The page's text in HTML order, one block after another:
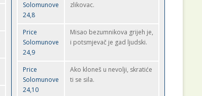
Solomunove
24,8
zlikovac.
Price
Solomunove
24,9
Misao bezumnikova grijeh je,
i potsmjevač je gad ljudski.
Price
Solomunove
24,10
Ako kloneš u nevolji, skratiće
ti se sila.